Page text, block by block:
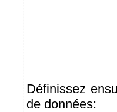
Définissez
de données: